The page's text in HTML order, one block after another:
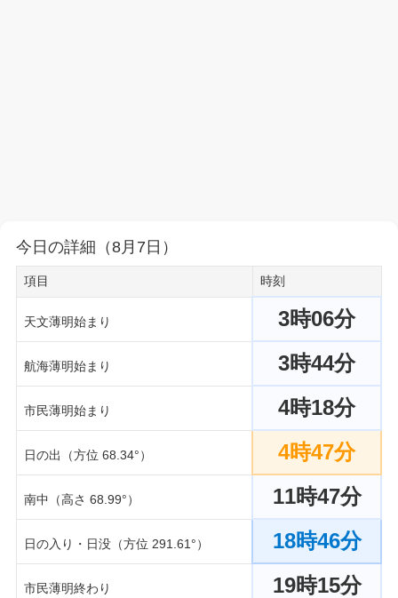
今日の詳細（8月7日）
項目 時刻
天文薄明始まり 3時06分
航海薄明始まり 3時44分
市民薄明始まり 4時18分
日の出（方位 68.34°） 4時47分
南中（高さ 68.99°） 11時47分
日の入り・日没（方位 291.61°） 18時46分
市民薄明終わり 19時15分